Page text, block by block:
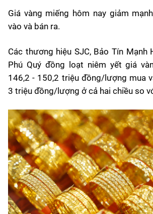
Giá vàng miếng hôm nay giảm
vào và bán ra.
Các thương hiệu SJC, Bảo Tín Mạnh
Phú Quý đồng loạt niêm yết giá
146,2 - 150,2 triệu đồng/lượng mua
3 triệu đồng/lượng ở cả hai chiều so